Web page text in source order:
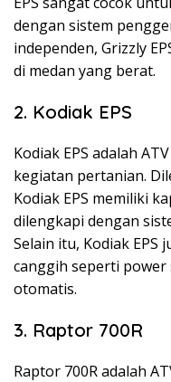
dengan sistem
independen, Grizzly
di medan yang berat.
2. Kodiak EPS
Kodiak EPS adalah
kegiatan pertanian.
Kodiak EPS memiliki
dilengkapi dengan
Selain itu, Kodiak
canggih seperti
otomatis.
3. Raptor 700R
Raptor 700R adalah